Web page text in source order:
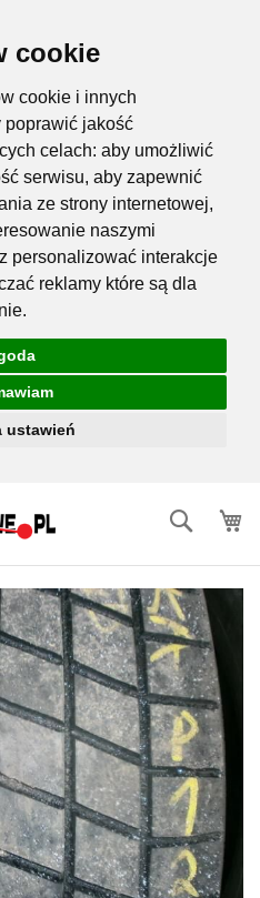
cookie
cookie i innych
jakość
celach: aby umożliwić
serwisu, aby zapewnić
ze strony internetowej,
naszymi
personalizować interakcje
reklamy które są dla
.
ustawień
Szukaj